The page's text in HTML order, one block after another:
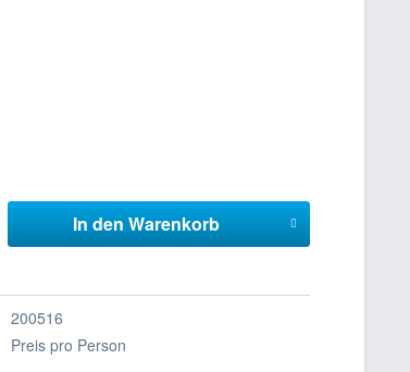
In den Warenkorb
200516
Preis pro Person